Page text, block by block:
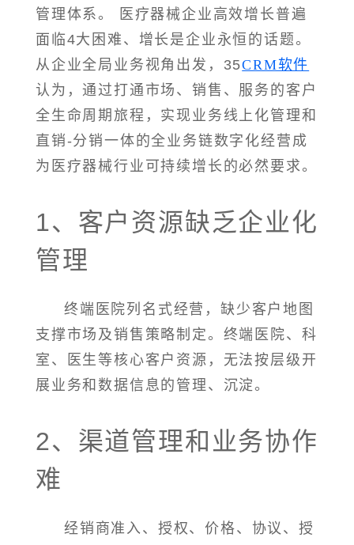
管理体系。 医疗器械企业高效增长普遍
面临4大困难、增长是企业永恒的话题。
从企业全局业务视角出发，35CRM软件
认为，通过打通市场、销售、服务的客户
全生命周期旅程，实现业务线上化管理和
直销-分销一体的全业务链数字化经营成
为医疗器械行业可持续增长的必然要求。
1、客户资源缺乏企业化
管理
终端医院列名式经营，缺少客户地图
支撑市场及销售策略制定。终端医院、科
室、医生等核心客户资源，无法按层级开
展业务和数据信息的管理、沉淀。
2、渠道管理和业务协作
难
经销商准入、授权、价格、协议、授